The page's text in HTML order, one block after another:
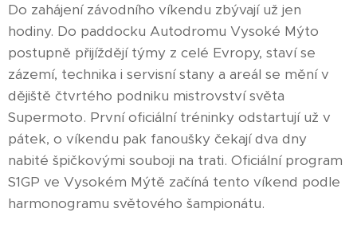
Do zahájení závodního víkendu zbývají už jen
hodiny. Do paddocku Autodromu Vysoké Mýto
postupně přijíždějí týmy z celé Evropy, staví se
zázemí, technika i servisní stany a areál se mění v
dějiště čtvrtého podniku mistrovství světa
Supermoto. První oficiální tréninky odstartují už v
pátek, o víkendu pak fanoušky čekají dva dny
nabité špičkovými souboji na trati. Oficiální program
S1GP ve Vysokém Mýtě začíná tento víkend podle
harmonogramu světového šampionátu.